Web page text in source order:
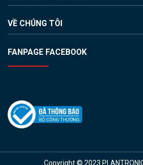
VỀ CHÚNG TÔI
FANPAGE FACEBOOK
Copyright © 2023